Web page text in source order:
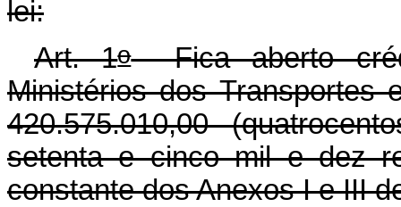
lei:
Art. 1oFica aberto
Ministérios dos
420.575.010,00
setenta e cinco mil e dez
constante dos Anexos I e III